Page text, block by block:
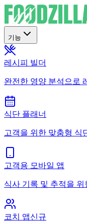
기능
레시피 빌더
완전한 영양 분석으로
식단 플래너
고객을 위한 맞춤형 식
고객용 모바일 앱
식사 기록 및 추적을
코치 앱신규